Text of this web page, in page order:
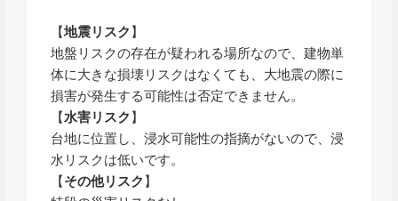
【地震リスク 】
地盤リスクの存在が疑われる場所なので、建物単
体に大きな損壊リスクはなくても、大地震の際に
損害が発生する可能性は否定できません。
【水害リスク 】
台地に位置し、浸水可能性の指摘がないので、浸
水リスクは低いです。
【その他リスク 】